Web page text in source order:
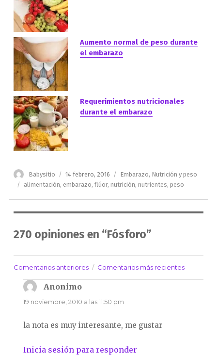
Aumento normal de peso durante
el embarazo
Requerimientos nutricionales
durante el embarazo
Autor
Babysitio
Publicado
el
14 febrero, 2016 Categorías
Embarazo, Nutrición y peso
Etiquetas
alimentación, embarazo, flúor, nutrición, nutrientes, peso
270 opiniones en “Fósforo”
Navegación
de
comentarios
Comentarios anteriores Comentarios más recientes
Anonimodice:
19 noviembre, 2010 a las 11:50 pm
la nota es muy interesante, me gustar
Inicia sesión para responder